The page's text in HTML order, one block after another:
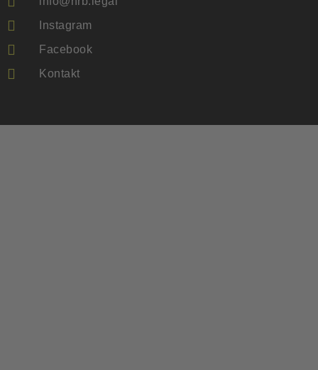
Instagram
Facebook
Kontakt